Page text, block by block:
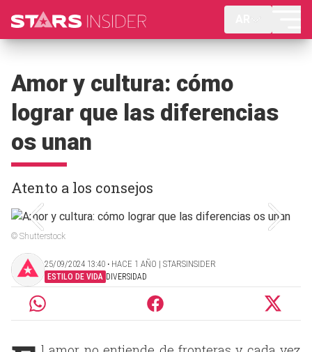
Amor y cultura: cómo
lograr que las diferencias
os unan
Atento a los consejos
© Shutterstock
25/09/2024 13:40 ‧ HACE 1 AÑO | STARSINSIDER
ESTILO DE VIDA DIVERSIDAD